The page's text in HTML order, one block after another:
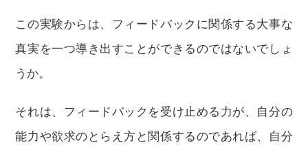
この実験からは、フィードバックに関係する大事な
真実を一つ導き出すことができるのではないでしょ
うか。
それは、フィードバックを受け止める力が、自分の
能力や欲求のとらえ方と関係するのであれば、自分